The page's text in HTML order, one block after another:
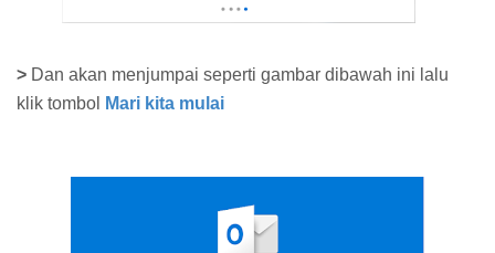
> Dan akan menjumpai seperti gambar dibawah ini lalu
klik tombol
Mari kita mulai